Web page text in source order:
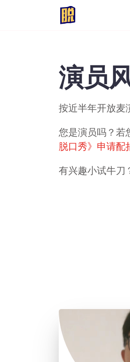
演员
按近半年开放麦
您是演员吗？若
脱口秀》申请配
有兴趣小试牛刀